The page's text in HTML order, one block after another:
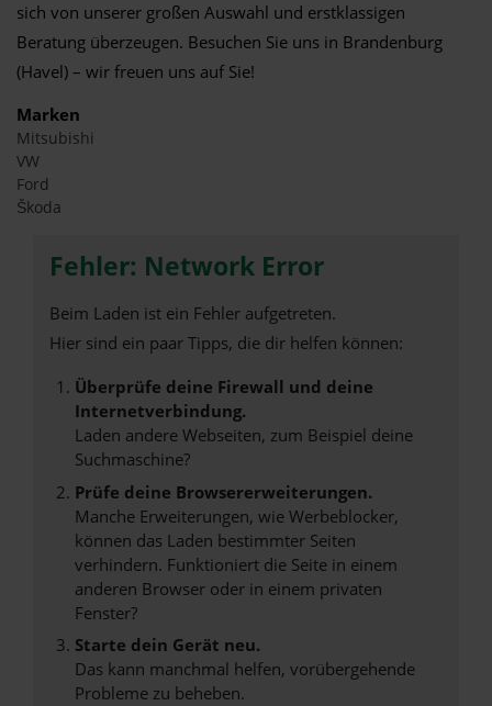
sich von unserer großen Auswahl und erstklassigen
Beratung überzeugen. Besuchen Sie uns in Brandenburg
(Havel) – wir freuen uns auf Sie!
Marken
Mitsubishi
VW
Ford
Škoda
Fehler: Network Error
Beim Laden ist ein Fehler aufgetreten.
Hier sind ein paar Tipps, die dir helfen können:
Überprüfe deine Firewall und deine
Internetverbindung.
Laden andere Webseiten, zum Beispiel deine
Suchmaschine?
Prüfe deine Browsererweiterungen.
Manche Erweiterungen, wie Werbeblocker,
können das Laden bestimmter Seiten
verhindern. Funktioniert die Seite in einem
anderen Browser oder in einem privaten
Fenster?
Starte dein Gerät neu.
Das kann manchmal helfen, vorübergehende
Probleme zu beheben.